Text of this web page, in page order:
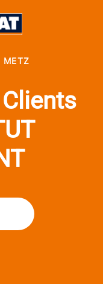
METZ